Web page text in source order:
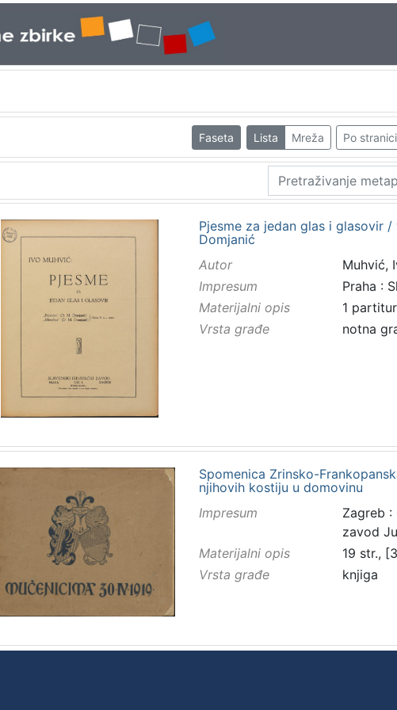
Faseta Lista Mreža Po
Pjesme za jedan glas i glasovir
Domjanić
Autor
Muhvić,
Impresum
Praha :
Materijalni opis
1
Vrsta građe
notna
Spomenica Zrinsko-
njihovih kostiju u domovinu
Impresum
Zagreb
zavod
Materijalni opis
19 str.,
Vrsta građe
knjiga